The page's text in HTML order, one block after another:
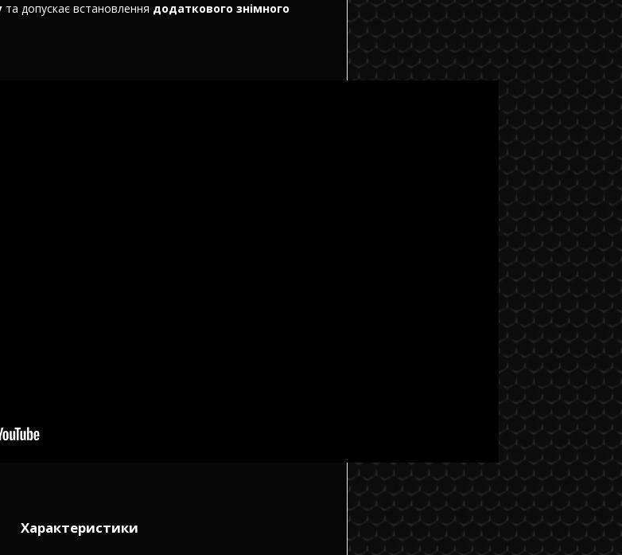
та допускає встановлення додаткового знімного
Характеристики